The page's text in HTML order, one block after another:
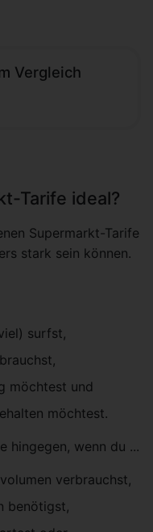
Vergleich
Tarife ideal?
Supermarkt-Tarife
stark sein können.
surfst,
möchtest und
möchtest.
hingegen, wenn du ...
verbrauchst,
benötigst,